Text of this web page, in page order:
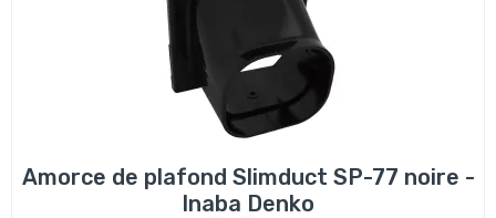
Amorce de plafond Slimduct SP-77 noire -
Inaba Denko